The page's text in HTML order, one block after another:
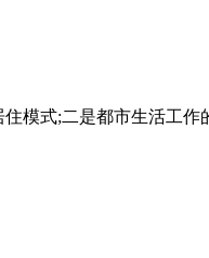
模式;二是都市生活工